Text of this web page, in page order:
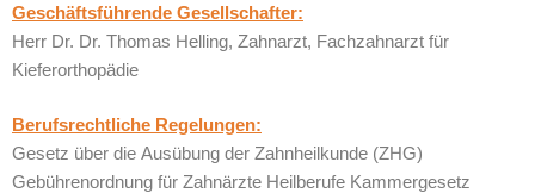
Geschäftsführende Gesellschafter:
Herr Dr. Dr. Thomas Helling, Zahnarzt, Fachzahnarzt für
Kieferorthopädie
Berufsrechtliche Regelungen:
Gesetz über die Ausübung der Zahnheilkunde (ZHG)
Gebührenordnung für Zahnärzte Heilberufe Kammergesetz